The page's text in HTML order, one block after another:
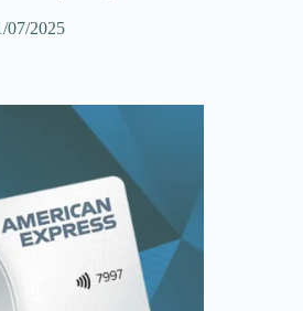
07/2025